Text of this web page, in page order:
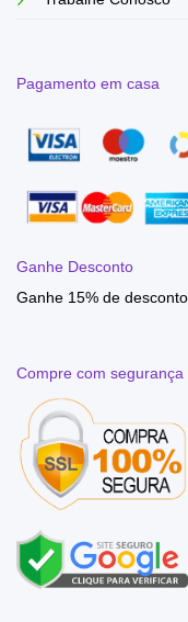
Pagamento em casa
Ganhe Desconto
Ganhe 15% de
Compre com segurança